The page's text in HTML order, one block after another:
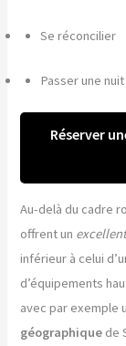
Se réconcilier
Passer une
Réserver
Au-delà du cadre
offrent un
inférieur à celui
d’équipements
avec par exemple
géographique de